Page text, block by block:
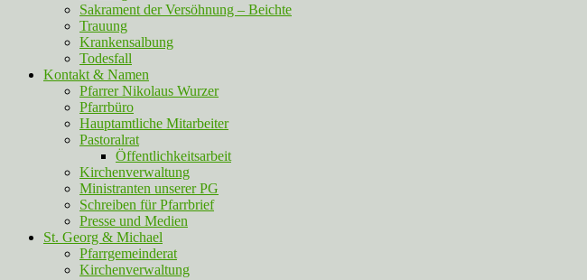
Sakrament der Versöhnung – Beichte
Trauung
Krankensalbung
Todesfall
Kontakt & Namen
Pfarrer Nikolaus Wurzer
Pfarrbüro
Hauptamtliche Mitarbeiter
Pastoralrat
Öffentlichkeitsarbeit
Kirchenverwaltung
Ministranten unserer PG
Schreiben für Pfarrbrief
Presse und Medien
St. Georg & Michael
Pfarrgemeinderat
Kirchenverwaltung